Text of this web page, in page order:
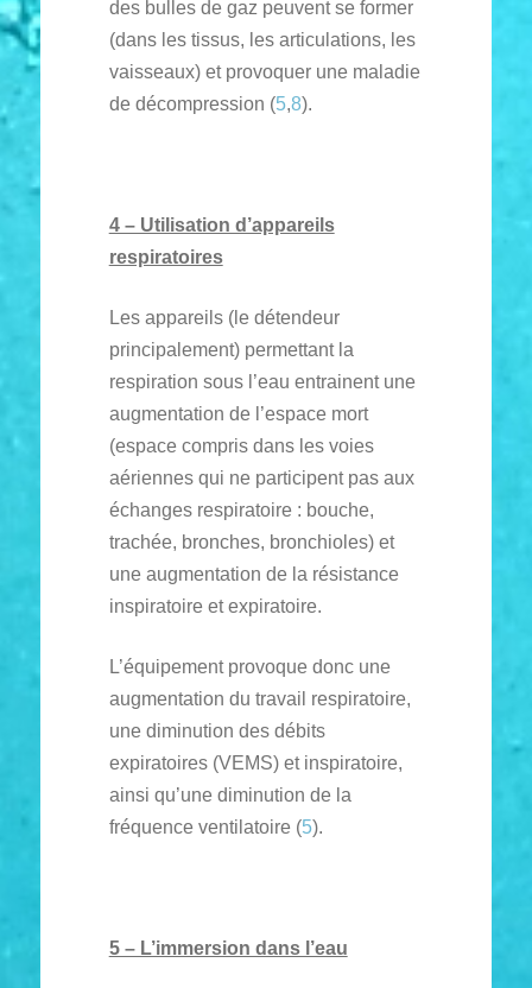
des bulles de gaz peuvent se former
(dans les tissus, les articulations, les
vaisseaux) et provoquer une maladie
de décompression (5,8).
4 – Utilisation d’appareils
respiratoires
Les appareils (le détendeur
principalement) permettant la
respiration sous l’eau entrainent une
augmentation de l’espace mort
(espace compris dans les voies
aériennes qui ne participent pas aux
échanges respiratoire : bouche,
trachée, bronches, bronchioles) et
une augmentation de la résistance
inspiratoire et expiratoire.
L’équipement provoque donc une
augmentation du travail respiratoire,
une diminution des débits
expiratoires (VEMS) et inspiratoire,
ainsi qu’une diminution de la
fréquence ventilatoire (5).
5 – L’immersion dans l’eau